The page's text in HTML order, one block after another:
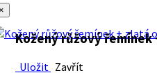
Kožený růžový řemínek
Uložit Zavřít